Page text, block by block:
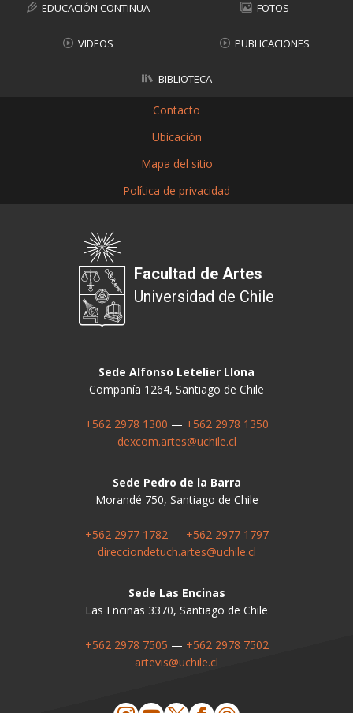
EDUCACIÓN CONTINUA FOTOS
VIDEOS PUBLICACIONES
BIBLIOTECA
Contacto
Ubicación
Mapa del sitio
Política de privacidad
Facultad de Artes
Universidad de Chile
Sede Alfonso Letelier Llona
Compañía 1264, Santiago de Chile
+562 2978 1300 — +562 2978 1350
dexcom.artes@uchile.cl
Sede Pedro de la Barra
Morandé 750, Santiago de Chile
+562 2977 1782— +562 2977 1797
direcciondetuch.artes@uchile.cl
Sede Las Encinas
Las Encinas 3370, Santiago de Chile
+562 2978 7505 — +562 2978 7502
artevis@uchile.cl